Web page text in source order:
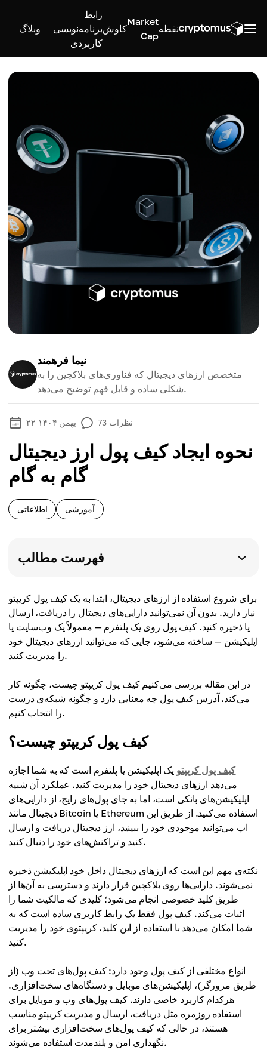
نقطه
Market
Cap
کاوش
رابط
برنامه‌نویسی
کاربردی
وبلاگ
نیما فرهمند
متخصص ارزهای دیجیتال که فناوری‌های بلاکچین را به
شکلی ساده و قابل فهم توضیح می‌دهد.
۲۲ بهمن ۱۴۰۴ 73 نظرات
نحوه ایجاد کیف پول ارز دیجیتال
گام به گام
اطلاعاتی آموزشی
فهرست مطالب
برای شروع استفاده از ارزهای دیجیتال، ابتدا به یک کیف پول کریپتو
نیاز دارید. بدون آن نمی‌توانید دارایی‌های دیجیتال را دریافت، ارسال
یا ذخیره کنید. کیف پول روی یک پلتفرم — معمولاً یک وب‌سایت یا
اپلیکیشن — ساخته می‌شود، جایی که می‌توانید ارزهای دیجیتال خود
را مدیریت کنید.
در این مقاله بررسی می‌کنیم کیف پول کریپتو چیست، چگونه کار
می‌کند، آدرس کیف پول چه معنایی دارد و چگونه شبکه‌ی درست
را انتخاب کنیم.
کیف پول کریپتو چیست؟
کیف پول کریپتو یک اپلیکیشن یا پلتفرم است که به شما اجازه
می‌دهد ارزهای دیجیتال خود را مدیریت کنید. عملکرد آن شبیه
اپلیکیشن‌های بانکی است، اما به جای پول‌های رایج، از دارایی‌های
دیجیتال مانند Bitcoin یا Ethereum استفاده می‌کنید. از طریق این
اپ می‌توانید موجودی خود را ببینید، ارز دیجیتال دریافت و ارسال
کنید و تراکنش‌های خود را دنبال کنید.
نکته‌ی مهم این است که ارزهای دیجیتال داخل خود اپلیکیشن ذخیره
نمی‌شوند. دارایی‌ها روی بلاکچین قرار دارند و دسترسی به آن‌ها از
طریق کلید خصوصی انجام می‌شود؛ کلیدی که مالکیت شما را
اثبات می‌کند. کیف پول فقط یک رابط کاربری ساده است که به
شما امکان می‌دهد با استفاده از این کلید، کریپتوی خود را مدیریت
کنید.
انواع مختلفی از کیف پول وجود دارد: کیف پول‌های تحت وب (از
طریق مرورگر)، اپلیکیشن‌های موبایل و دستگاه‌های سخت‌افزاری.
هرکدام کاربرد خاصی دارند. کیف پول‌های وب و موبایل برای
استفاده روزمره مثل دریافت، ارسال و مدیریت کریپتو مناسب
هستند، در حالی که کیف پول‌های سخت‌افزاری بیشتر برای
نگهداری امن و بلندمدت استفاده می‌شوند.